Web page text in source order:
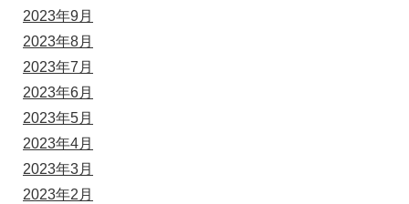
2023年9月
2023年8月
2023年7月
2023年6月
2023年5月
2023年4月
2023年3月
2023年2月